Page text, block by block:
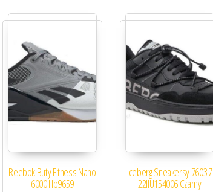
Reebok Buty Fitness Nano
6000 Hp9659
Iceberg Sneakersy 7603 Z
22IIU154006 Czarny